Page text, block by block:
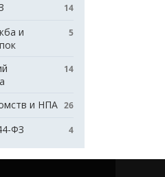
14
и
5
14
и НПА 26
ФЗ 4